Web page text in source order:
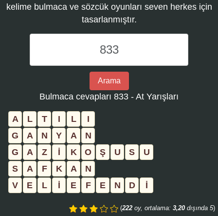
kelime bulmaca ve sözcük oyunları seven herkes için
tasarlanmıştır.
Word
Kelime
Oyunu
bulmaca
tıklayın:
Arama
Bulmaca cevapları 833 - At Yarışları
A L T I L
I
G
A N Y A
N
G
A Z İ K O Ş U S
U
S
A F K A
N
V
E L İ E F E N D İ
(222 oy, ortalama: 3,20 dışında 5)